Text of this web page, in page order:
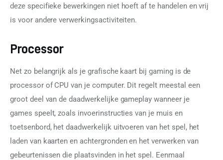
deze specifieke bewerkingen niet hoeft af te handelen en vrij
is voor andere verwerkingsactiviteiten.
Processor
Net zo belangrijk als je grafische kaart bij gaming is de
processor of CPU van je computer. Dit regelt meestal een
groot deel van de daadwerkelijke gameplay wanneer je
games speelt, zoals invoerinstructies van je muis en
toetsenbord, het daadwerkelijk uitvoeren van het spel, het
laden van kaarten en achtergronden en het verwerken van
gebeurtenissen die plaatsvinden in het spel. Eenmaal